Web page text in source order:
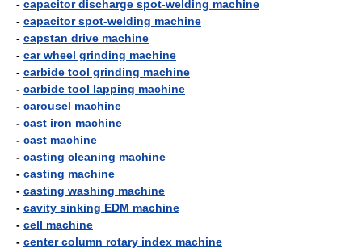
- capacitor discharge spot-welding machine
- capacitor spot-welding machine
- capstan drive machine
- car wheel grinding machine
- carbide tool grinding machine
- carbide tool lapping machine
- carousel machine
- cast iron machine
- cast machine
- casting cleaning machine
- casting machine
- casting washing machine
- cavity sinking EDM machine
- cell machine
- center column rotary index machine